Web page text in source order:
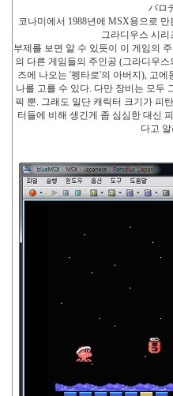
パロ
코나미에서 1988년에 MSX용으로
그라디우스 시리
부제를 보면 알 수 있듯이 이 게임의
의 다른 게임들의 주인공 (그라디우
즈에 나오는 '펭타로'의 아버지), 고
나를 고를 수 있다. 다만 장비는 모두
픽 뿐. 그래도 일단 캐릭터 크기가 피
터들에 비해 생긴게 좀 심심한 대신
다고